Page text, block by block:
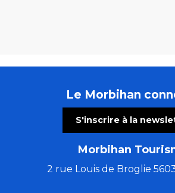
Le Morbihan
S'inscrire à la
Morbihan
2 rue Louis de Broglie